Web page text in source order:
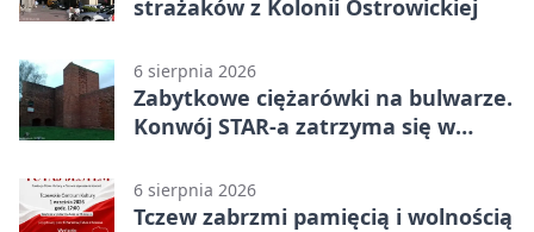
strażaków z Kolonii Ostrowickiej
6 sierpnia 2026
Zabytkowe ciężarówki na bulwarze.
Konwój STAR-a zatrzyma się w
6 sierpnia 2026
Tczew zabrzmi pamięcią i wolnością